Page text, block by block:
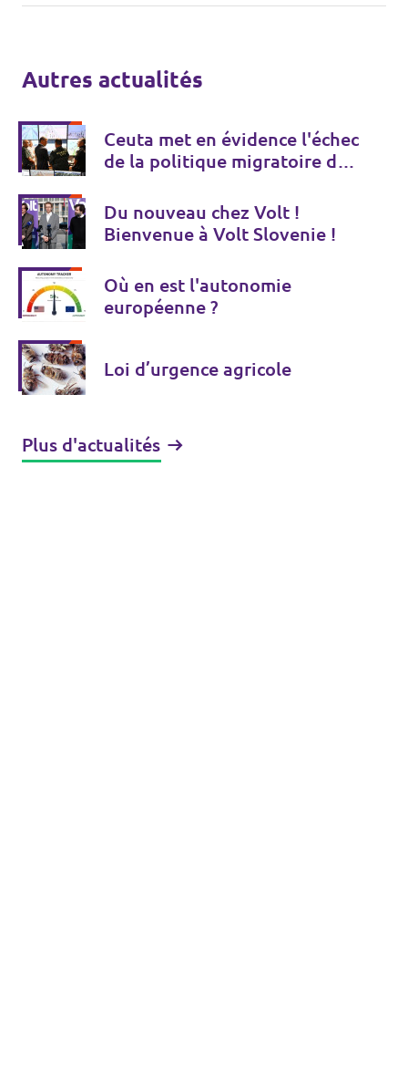
Autres actualités
Ceuta met en évidence l'échec
de la politique migratoire de
Du nouveau chez Volt !
Bienvenue à Volt Slovenie !
Où en est l'autonomie
européenne ?
Loi d’urgence agricole
Plus d'actualités